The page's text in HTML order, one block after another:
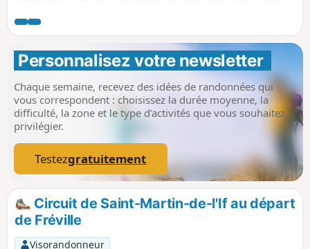
Personnalisez votre newsletter
Chaque semaine, recevez des idées de randonnées qui
vous correspondent : choisissez la durée moyenne, la
difficulté, la zone et le type d’activités que vous souhaitez
privilégier.
Testezgratuitement
Circuit de Saint-Martin-de-l'If au départ
de Fréville
Visorandonneur